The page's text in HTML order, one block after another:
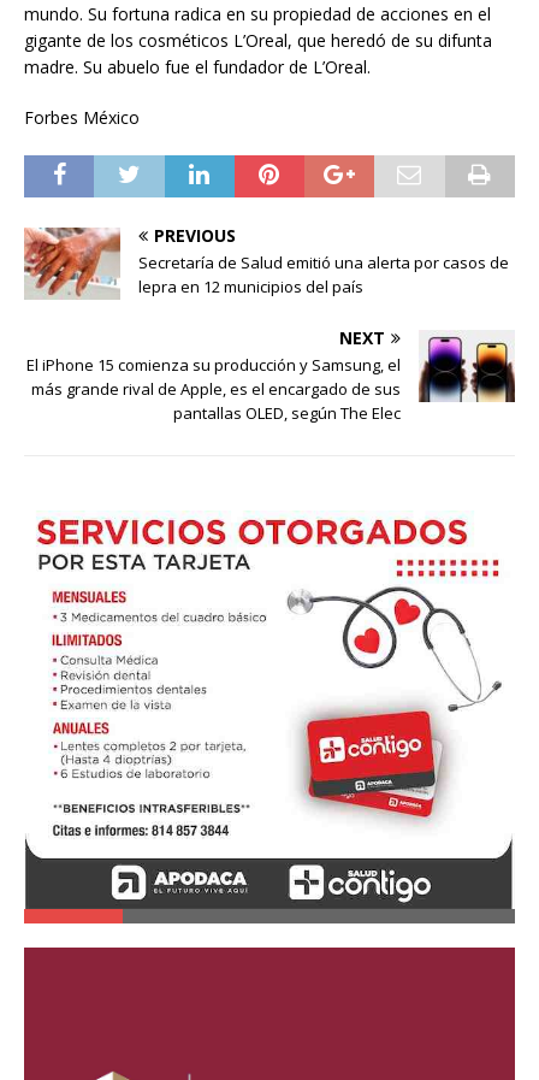
mundo. Su fortuna radica en su propiedad de acciones en el
gigante de los cosméticos L’Oreal, que heredó de su difunta
madre. Su abuelo fue el fundador de L’Oreal.
Forbes México
PREVIOUS
Secretaría de Salud emitió una alerta por casos de
lepra en 12 municipios del país
NEXT
El iPhone 15 comienza su producción y Samsung, el
más grande rival de Apple, es el encargado de sus
pantallas OLED, según The Elec